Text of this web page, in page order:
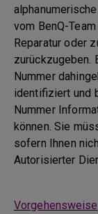
vom BenQ-
Reparatur oder
zurückzugeben.
Nummer
identifiziert und
Nummer
können. Sie
sofern Ihnen
Autorisierter
Vorgehensweise